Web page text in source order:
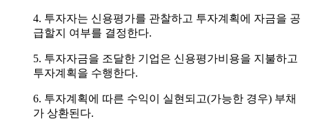
4. 투자자는 신용평가를 관찰하고 투자계획에 자금을 공
급할지 여부를 결정한다.
5. 투자자금을 조달한 기업은 신용평가비용을 지불하고
투자계획을 수행한다.
6. 투자계획에 따른 수익이 실현되고(가능한 경우) 부채
가 상환된다.